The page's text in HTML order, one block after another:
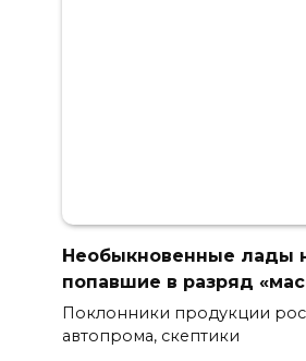
Необыкновенные лады
попавшие в разряд
Поклонники продукции
автопрома, скептики